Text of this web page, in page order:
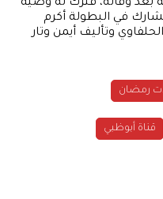
بعد وفاته، فترك له وصية
في البطولة أكرم
وتأليف أيمن وتار
رمضان
قناة أبوظبي